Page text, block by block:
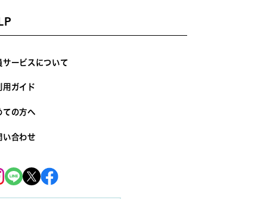
サービスについて
用ガイド
ての方へ
い合わせ